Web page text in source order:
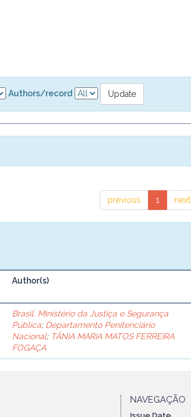
Authors/record
previous 1 next
Author(s)
Brasil. Ministério da Justiça e Segurança
Pública; Departamento Penitenciário
Nacional; TÂNIA MARIA MATOS FERREIRA
FOGAÇA
NAVEGAÇÃO